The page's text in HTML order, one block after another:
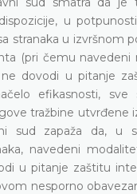
u
stranaka u izvršnom
(pri čemu
dovodi u pitanje
efikasnosti,
tražbine utvrđene
sud zapaža da, u
navedeni
u pitanje zaštitu
nesporno